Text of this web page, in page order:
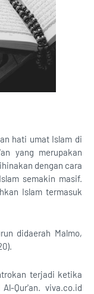
hati umat Islam di
yang merupakan
dengan cara
semakin masif.
Islam termasuk
didaerah Malmo,
terjadi ketika
Qur'an. viva.co.id